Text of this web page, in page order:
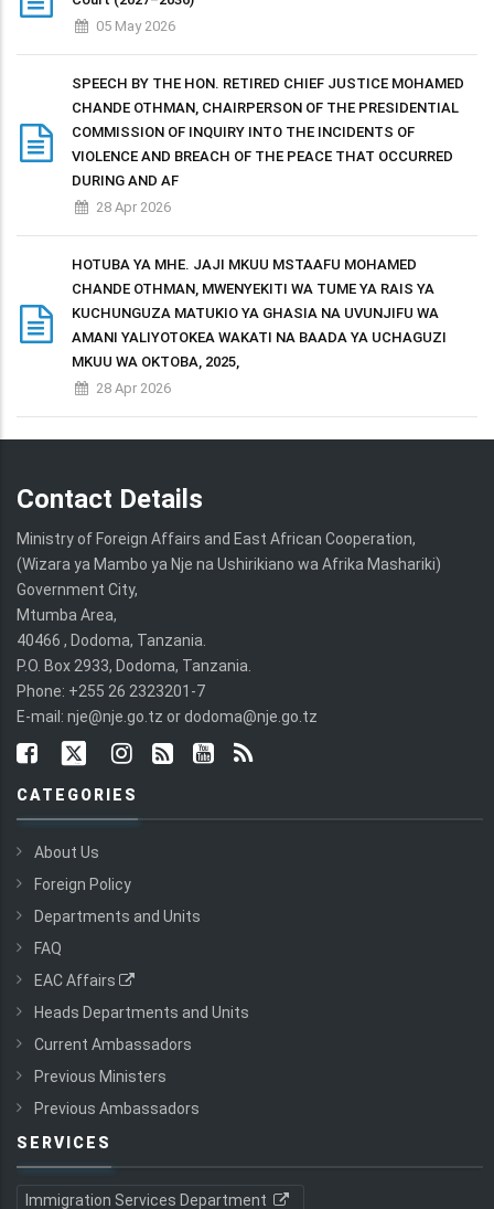
05 May 2026
SPEECH BY THE HON. RETIRED CHIEF JUSTICE MOHAMED
CHANDE OTHMAN, CHAIRPERSON OF THE PRESIDENTIAL
COMMISSION OF INQUIRY INTO THE INCIDENTS OF
VIOLENCE AND BREACH OF THE PEACE THAT OCCURRED
DURING AND AF
28 Apr 2026
HOTUBA YA MHE. JAJI MKUU MSTAAFU MOHAMED
CHANDE OTHMAN, MWENYEKITI WA TUME YA RAIS YA
KUCHUNGUZA MATUKIO YA GHASIA NA UVUNJIFU WA
AMANI YALIYOTOKEA WAKATI NA BAADA YA UCHAGUZI
MKUU WA OKTOBA, 2025,
28 Apr 2026
Contact Details
Ministry of Foreign Affairs and East African Cooperation,
(Wizara ya Mambo ya Nje na Ushirikiano wa Afrika Mashariki)
Government City,
Mtumba Area,
40466 , Dodoma, Tanzania.
P.O. Box 2933, Dodoma, Tanzania.
Phone: +255 26 2323201-7
E-mail: nje@nje.go.tz or dodoma@nje.go.tz
CATEGORIES
About Us
Foreign Policy
Departments and Units
FAQ
EAC Affairs
Heads Departments and Units
Current Ambassadors
Previous Ministers
Previous Ambassadors
SERVICES
Immigration Services Department